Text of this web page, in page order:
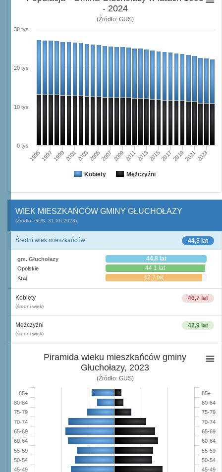
- 2024
(Źródło: GUS)
Kobiety Mężczyźni
1995199719992001200320052007 20092011201320152017201920212023
0 tys
10 tys
20 tys
30 tys
WIEK MIESZKAŃCÓW GMINY GŁUCHOŁAZY
(Źródło: GUS, 31.XII.2023)
44,8 lat
Średni wiek mieszkańców
gm. Głuchołazy 44,8 lat
Opolskie 44,1 lat
Kraj 42,7 lat
46,7 lat
Kobiety
(średni wiek)
42,9 lat
Mężczyźni
(średni wiek)
Piramida wieku mieszkańców gminy
Głuchołazy, 2023
(Źródło: GUS)
45-49
50-54
55-59
60-64
65-69
70-74
75-79
80-84
85+
45-49
50-54
55-59
60-64
65-69
70-74
75-79
80-84
85+